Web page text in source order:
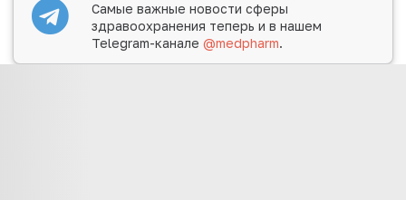
Самые важные новости сферы
здравоохранения теперь и в нашем
Telegram-канале@medpharm.